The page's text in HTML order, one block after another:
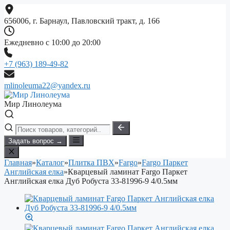
Перейти
к
содержимому
656006, г. Барнаул, Павловский тракт, д. 166
Ежедневно с 10:00 до 20:00
+7 (963) 189-49-82
mlinoleuma22@yandex.ru
Мир Линолеума
Задать вопрос →
Главная»Каталог»Плитка ПВХ»Fargo»Fargo Паркет
Английская елка»Кварцевый ламинат Fargo Паркет
Английская елка Дуб Робуста 33-81996-9 4/0.5мм